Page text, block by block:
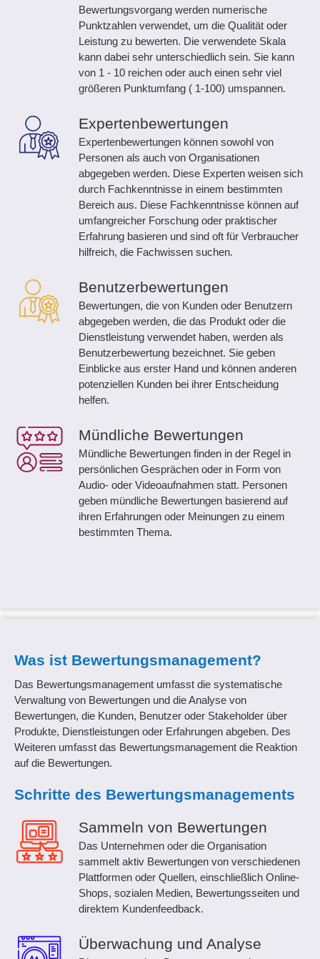
Bewertungsvorgang werden numerische
Punktzahlen verwendet, um die Qualität oder
Leistung zu bewerten. Die verwendete Skala
kann dabei sehr unterschiedlich sein. Sie kann
von 1 - 10 reichen oder auch einen sehr viel
größeren Punktumfang ( 1-100) umspannen.
Expertenbewertungen
Expertenbewertungen können sowohl von
Personen als auch von Organisationen
abgegeben werden. Diese Experten weisen sich
durch Fachkenntnisse in einem bestimmten
Bereich aus. Diese Fachkenntnisse können auf
umfangreicher Forschung oder praktischer
Erfahrung basieren und sind oft für Verbraucher
hilfreich, die Fachwissen suchen.
Benutzerbewertungen
Bewertungen, die von Kunden oder Benutzern
abgegeben werden, die das Produkt oder die
Dienstleistung verwendet haben, werden als
Benutzerbewertung bezeichnet. Sie geben
Einblicke aus erster Hand und können anderen
potenziellen Kunden bei ihrer Entscheidung
helfen.
Mündliche Bewertungen
Mündliche Bewertungen finden in der Regel in
persönlichen Gesprächen oder in Form von
Audio- oder Videoaufnahmen statt. Personen
geben mündliche Bewertungen basierend auf
ihren Erfahrungen oder Meinungen zu einem
bestimmten Thema.
Was ist Bewertungsmanagement?
Das Bewertungsmanagement umfasst die systematische
Verwaltung von Bewertungen und die Analyse von
Bewertungen, die Kunden, Benutzer oder Stakeholder über
Produkte, Dienstleistungen oder Erfahrungen abgeben. Des
Weiteren umfasst das Bewertungsmanagement die Reaktion
auf die Bewertungen.
Schritte des Bewertungsmanagements
Sammeln von Bewertungen
Das Unternehmen oder die Organisation
sammelt aktiv Bewertungen von verschiedenen
Plattformen oder Quellen, einschließlich Online-
Shops, sozialen Medien, Bewertungsseiten und
direktem Kundenfeedback.
Überwachung und Analyse